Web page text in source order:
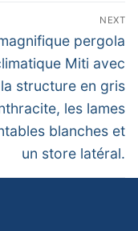
NEXT
pergola
Miti avec
la structure en gris
les lames
blanches et
un store latéral.